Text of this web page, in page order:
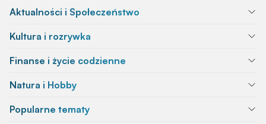
Aktualności i Społeczeństwo
Kultura i rozrywka
Finanse i życie codzienne
Natura i Hobby
Popularne tematy